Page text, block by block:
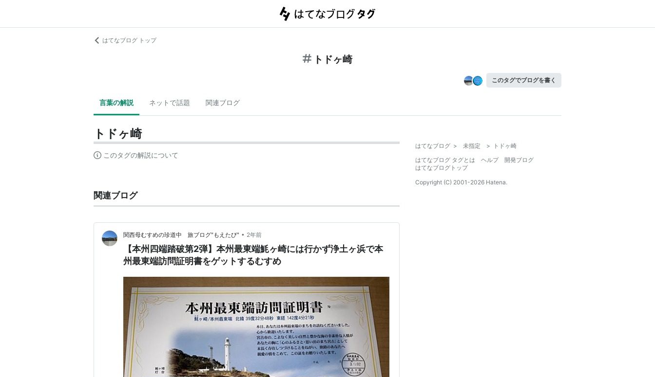
はてなブログ トップ
トドヶ崎
このタグでブログを書く
言葉の解説 ネットで話題 関連ブログ
トドヶ崎
このタグの解説について
関連ブログ
関西母むすめの珍道中 旅ブログ"もえたび" • 2年前
【本州四端踏破第2弾】本州最東端魹ヶ崎には行かず浄土ヶ浜で本
州最東端訪問証明書をゲットするむすめ
はてなブログ > 未指定 >
トドヶ崎
はてなブログ タグとは
ヘルプ
開発ブログ
はてなブログトップ
Copyright (C) 2001-2026 Hatena.